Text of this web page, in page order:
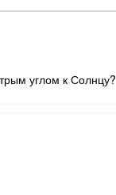
углом к Солнцу?